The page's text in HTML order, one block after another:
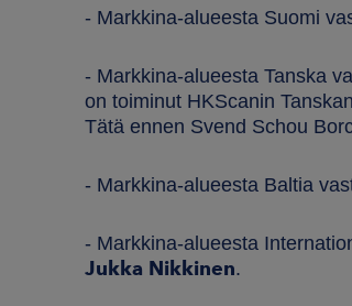
- Markkina-alueesta Suomi
- Markkina-alueesta Tanska
on toiminut HKScanin
Tätä ennen Svend Schou
- Markkina-alueesta Baltia
- Markkina-alueesta
Jukka Nikkinen.